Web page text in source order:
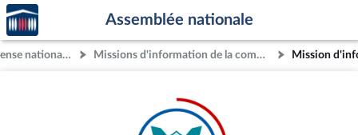
Aller au contenu
Aller en bas de la page
Accèder
à la
page
d'accueil
Assemblée nationale
Commission de la défense nationale et des forces armées Missions d'information de la commission